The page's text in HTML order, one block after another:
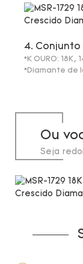
4.
*K OURO: 18K,
*Diamante de
Ou
Seja